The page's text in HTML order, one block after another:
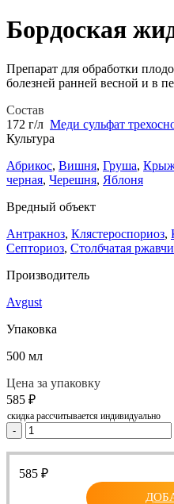
Бордоская
Препарат для обработки
болезней ранней весной и в
Состав
172 г/л Меди сульфат
Культура
Абрикос, Вишня, Груша,
черная, Черешня, Яблоня
Вредный объект
Антракноз, Клястероспориоз,
Септориоз, Столбчатая
Производитель
Avgust
Упаковка
500 мл
Цена за упаковку
585 ₽
скидка рассчитывается индивидуально
-
585 ₽